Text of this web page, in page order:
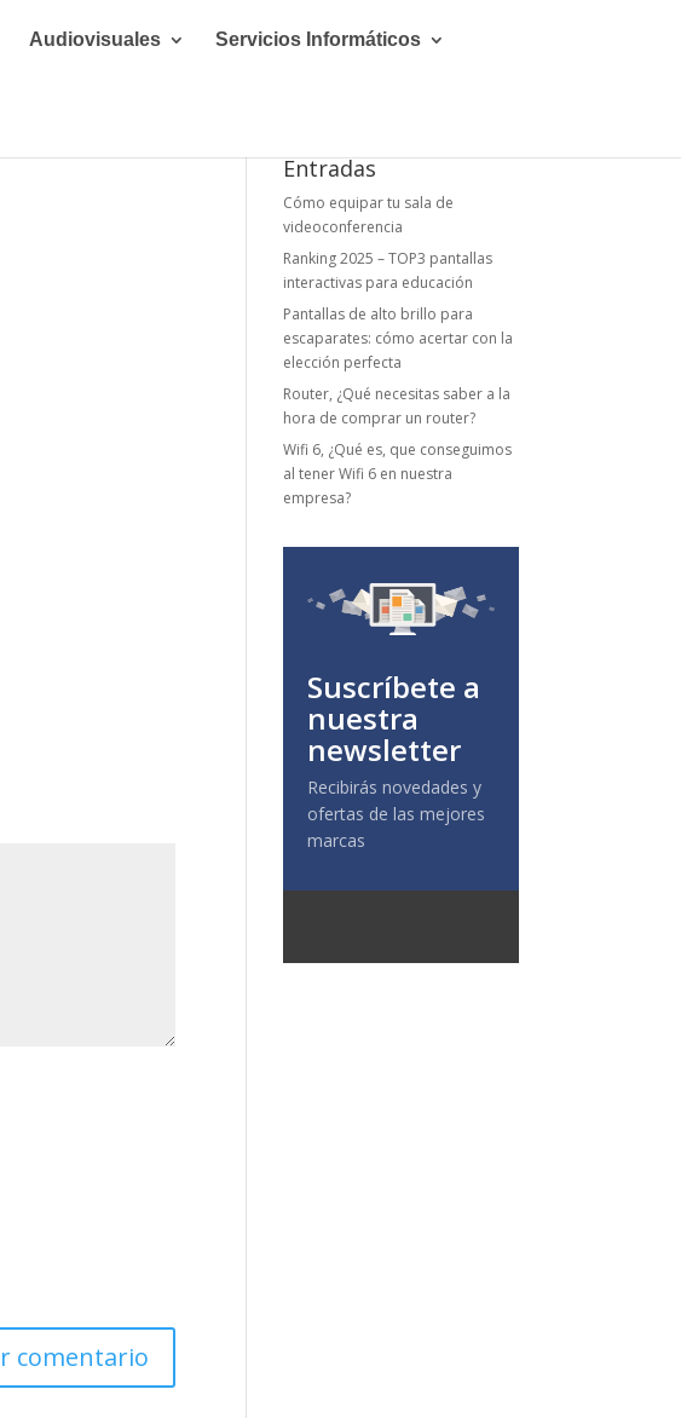
Audiovisuales Servicios Informáticos
Entradas
Cómo equipar tu sala de
videoconferencia
Ranking 2025 – TOP3 pantallas
interactivas para educación
Pantallas de alto brillo para
escaparates: cómo acertar con la
elección perfecta
Router, ¿Qué necesitas saber a la
hora de comprar un router?
Wifi 6, ¿Qué es, que conseguimos
al tener Wifi 6 en nuestra
empresa?
Suscríbete a
nuestra
newsletter
Recibirás novedades y
ofertas de las mejores
marcas